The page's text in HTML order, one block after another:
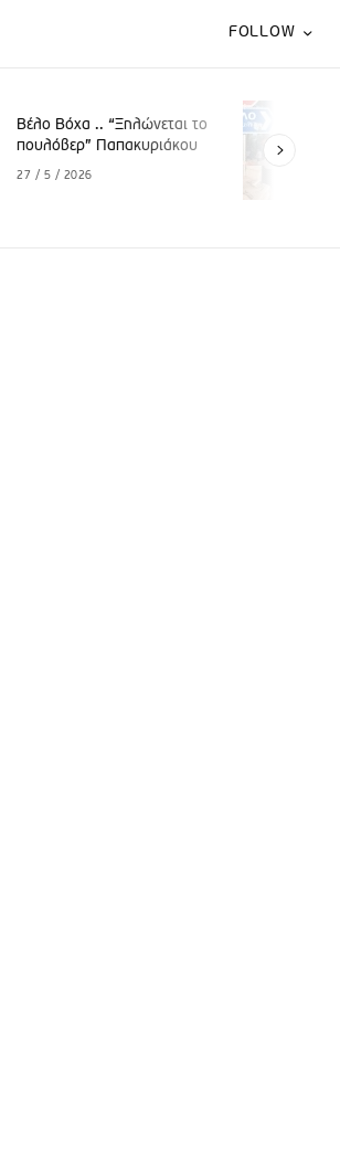
FOLLOW
Βέλο Βόχα .. «Το παλαιό
πεθαίνει και το νέο περιμένει
να γεννηθεί»